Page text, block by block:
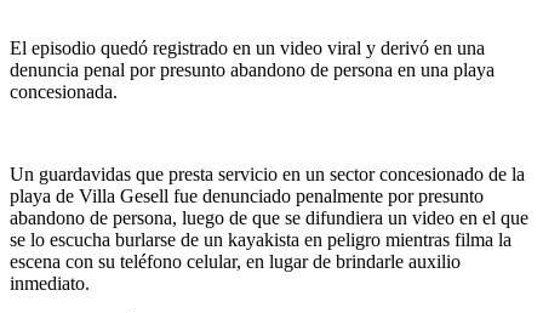
El episodio quedó registrado en un video viral y derivó en una
denuncia penal por presunto abandono de persona en una playa
concesionada.
Un guardavidas que presta servicio en un sector concesionado de la
playa de Villa Gesell fue denunciado penalmente por presunto
abandono de persona, luego de que se difundiera un video en el que
se lo escucha burlarse de un kayakista en peligro mientras filma la
escena con su teléfono celular, en lugar de brindarle auxilio
inmediato.